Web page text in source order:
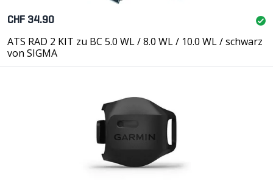
CHF 34.90
ATS RAD 2 KIT zu BC 5.0 WL / 8.0 WL / 10.0 WL / schwarz
von SIGMA